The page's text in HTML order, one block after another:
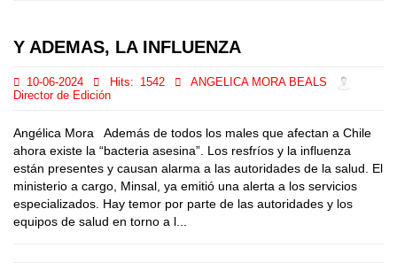
Y ADEMAS, LA INFLUENZA
10-06-2024 Hits: 1542
ANGELICA MORA BEALS
Director de Edición
Angélica Mora Además de todos los males que afectan a Chile
ahora existe la “bacteria asesina”. Los resfríos y la influenza
están presentes y causan alarma a las autoridades de la salud. El
ministerio a cargo, Minsal, ya emitió una alerta a los servicios
especializados. Hay temor por parte de las autoridades y los
equipos de salud en torno a l...